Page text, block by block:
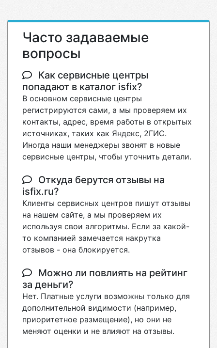
Часто задаваемые
вопросы
Как сервисные центры
попадают в каталог isfix?
В основном сервисные центры
регистрируются сами, а мы проверяем их
контакты, адрес, время работы в открытых
источниках, таких как Яндекс, 2ГИС.
Иногда наши менеджеры звонят в новые
сервисные центры, чтобы уточнить детали.
Откуда берутся отзывы на
isfix.ru?
Клиенты сервисных центров пишут отзывы
на нашем сайте, а мы проверяем их
используя свои алгоритмы. Если за какой-
то компанией замечается накрутка
отзывов - она блокируется.
Можно ли повлиять на рейтинг
за деньги?
Нет. Платные услуги возможны только для
дополнительной видимости (например,
приоритетное размещение), но они не
меняют оценки и не влияют на отзывы.